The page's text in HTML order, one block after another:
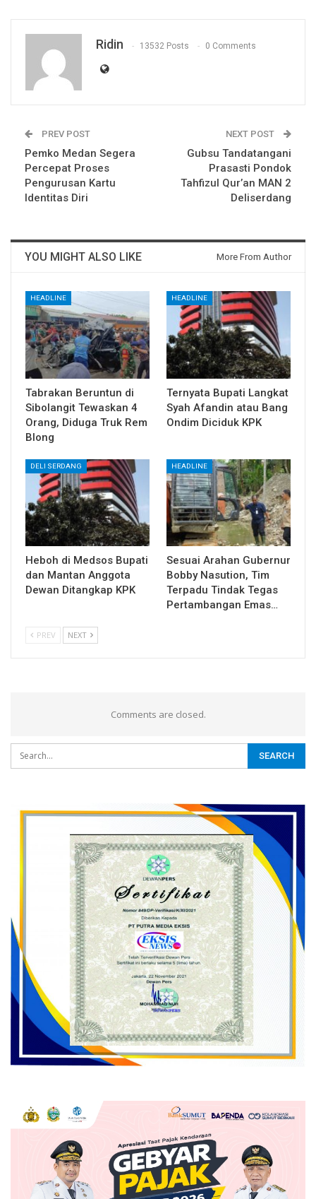
Ridin 13532 Posts 0 Comments
PREV POST
Pemko Medan Segera
Percepat Proses
Pengurusan Kartu
Identitas Diri
NEXT POST
Gubsu Tandatangani
Prasasti Pondok
Tahfizul Qur’an MAN 2
Deliserdang
YOU MIGHT ALSO LIKE More From Author
HEADLINE
Tabrakan Beruntun di
Sibolangit Tewaskan 4
Orang, Diduga Truk Rem
Blong
HEADLINE
Ternyata Bupati Langkat
Syah Afandin atau Bang
Ondim Diciduk KPK
DELI SERDANG
Heboh di Medsos Bupati
dan Mantan Anggota
Dewan Ditangkap KPK
HEADLINE
Sesuai Arahan Gubernur
Bobby Nasution, Tim
Terpadu Tindak Tegas
Pertambangan Emas…
PREV NEXT
Comments are closed.